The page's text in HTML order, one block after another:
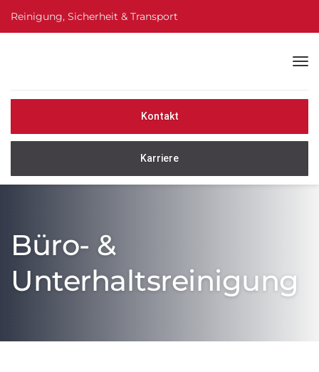
Reinigung, Sicherheit & Transport
Kontakt
Karriere
Büro- &
Unterhaltsreinigung